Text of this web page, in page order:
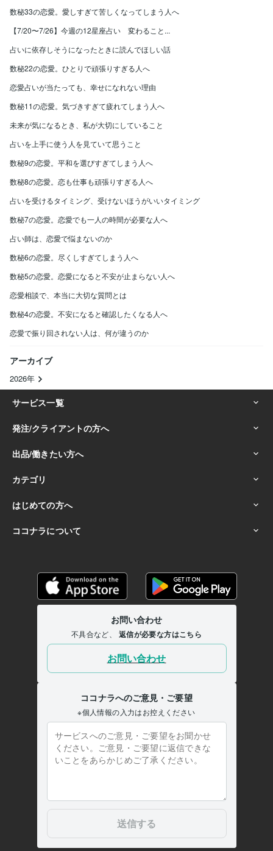
数秘33の恋愛。愛しすぎて苦しくなってしまう人へ
【7/20〜7/26】今週の12星座占い 変わること...
占いに依存しそうになったときに読んでほしい話
数秘22の恋愛。ひとりで頑張りすぎる人へ
恋愛占いが当たっても、幸せになれない理由
数秘11の恋愛。気づきすぎて疲れてしまう人へ
未来が気になるとき、私が大切にしていること
占いを上手に使う人を見ていて思うこと
数秘9の恋愛。平和を選びすぎてしまう人へ
数秘8の恋愛。恋も仕事も頑張りすぎる人へ
占いを受けるタイミング、受けないほうがいいタイミング
数秘7の恋愛。恋愛でも一人の時間が必要な人へ
占い師は、恋愛で悩まないのか
数秘6の恋愛。尽くしすぎてしまう人へ
数秘5の恋愛。恋愛になると不安が止まらない人へ
恋愛相談で、本当に大切な質問とは
数秘4の恋愛。不安になると確認したくなる人へ
恋愛で振り回されない人は、何が違うのか
アーカイブ
2026年